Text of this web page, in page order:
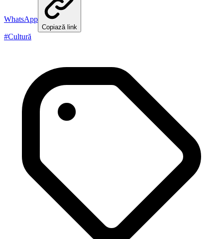
WhatsApp
Copiază link
#Cultură